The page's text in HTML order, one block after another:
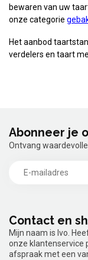
bewaren van uw
onze categorie
Het aanbod
verdelers en taart
Contact en
Mijn naam is Ivo.
onze klantenservice
afspraak met een
Abonneer je
Ontvang